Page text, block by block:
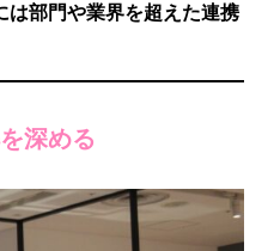
は部門や業界を超えた連携
深める